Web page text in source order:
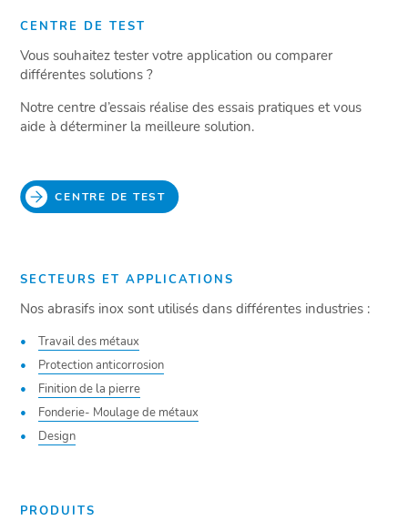
CENTRE DE TEST
Vous souhaitez tester votre application ou comparer
différentes solutions ?
Notre centre d’essais réalise des essais pratiques et vous
aide à déterminer la meilleure solution.
CENTRE DE TEST
SECTEURS ET APPLICATIONS
Nos abrasifs inox sont utilisés dans différentes industries :
Travail des métaux
Protection anticorrosion
Finition de la pierre
Fonderie- Moulage de métaux
Design
PRODUITS